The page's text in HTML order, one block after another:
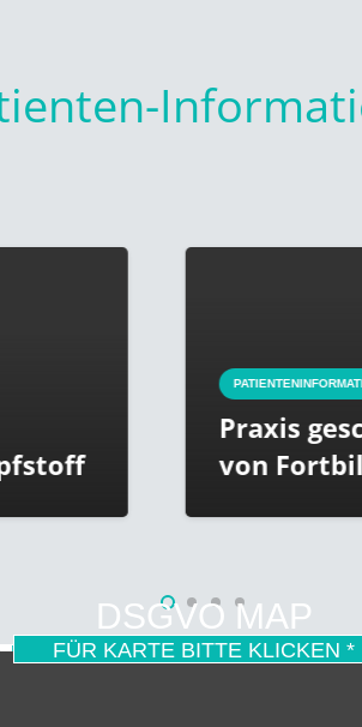
PATIENTENINFORMATIONEN
Praxis geschlossen
von Fortbildung 9.9.-
DSGVO MAP
FÜR KARTE BITTE KLICKEN *
Mehr erfahren